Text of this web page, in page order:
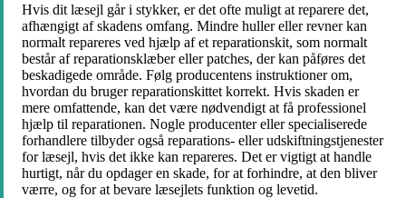
Hvis dit læsejl går i stykker, er det ofte muligt at reparere det,
afhængigt af skadens omfang. Mindre huller eller revner kan
normalt repareres ved hjælp af et reparationskit, som normalt
består af reparationsklæber eller patches, der kan påføres det
beskadigede område. Følg producentens instruktioner om,
hvordan du bruger reparationskittet korrekt. Hvis skaden er
mere omfattende, kan det være nødvendigt at få professionel
hjælp til reparationen. Nogle producenter eller specialiserede
forhandlere tilbyder også reparations- eller udskiftningstjenester
for læsejl, hvis det ikke kan repareres. Det er vigtigt at handle
hurtigt, når du opdager en skade, for at forhindre, at den bliver
værre, og for at bevare læsejlets funktion og levetid.